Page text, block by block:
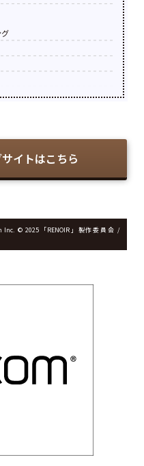
イトはこちら
© 2025「RENOIR」製作委員会 /